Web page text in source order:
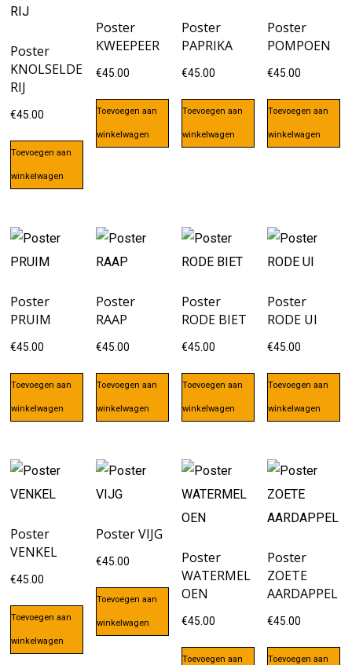
Poster
KNOLSELDE
RIJ
€45.00
Toevoegen aan
winkelwagen
Poster
KWEEPEER
€45.00
Toevoegen aan
winkelwagen
Poster
PAPRIKA
€45.00
Toevoegen aan
winkelwagen
Poster
POMPOEN
€45.00
Toevoegen aan
winkelwagen
Poster
PRUIM
€45.00
Toevoegen aan
winkelwagen
Poster
RAAP
€45.00
Toevoegen aan
winkelwagen
Poster
RODE BIET
€45.00
Toevoegen aan
winkelwagen
Poster
RODE UI
€45.00
Toevoegen aan
winkelwagen
Poster
VENKEL
€45.00
Toevoegen aan
winkelwagen
Poster VIJG
€45.00
Toevoegen aan
winkelwagen
Poster
WATERMEL
OEN
€45.00
Toevoegen aan
Poster
ZOETE
AARDAPPEL
€45.00
Toevoegen aan